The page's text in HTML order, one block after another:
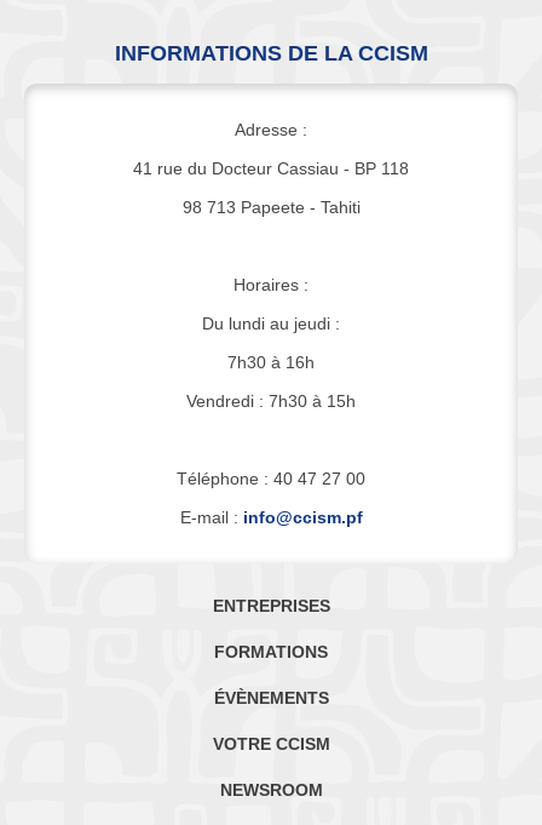
INFORMATIONS DE LA CCISM
Adresse :
41 rue du Docteur Cassiau - BP 118
98 713 Papeete - Tahiti
Horaires :
Du lundi au jeudi :
7h30 à 16h
Vendredi : 7h30 à 15h
Téléphone : 40 47 27 00
E-mail : info@ccism.pf
ENTREPRISES
FORMATIONS
ÉVÈNEMENTS
VOTRE CCISM
NEWSROOM